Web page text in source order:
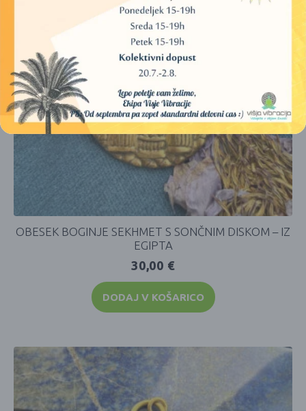
OBESEK BOGINJE SEKHMET S SONČNIM DISKOM – IZ
EGIPTA
30,00 €
DODAJ V KOŠARICO